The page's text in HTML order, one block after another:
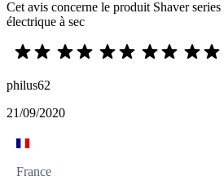
Cet avis concerne le produit Shaver
électrique à sec
philus62
21/09/2020
France